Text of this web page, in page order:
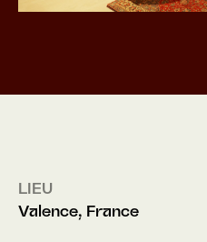
LIEU
Valence, France